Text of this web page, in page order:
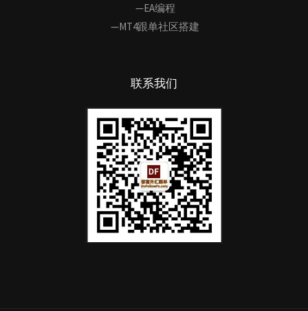
—EA编程
—MT4跟单社区搭建
联系我们